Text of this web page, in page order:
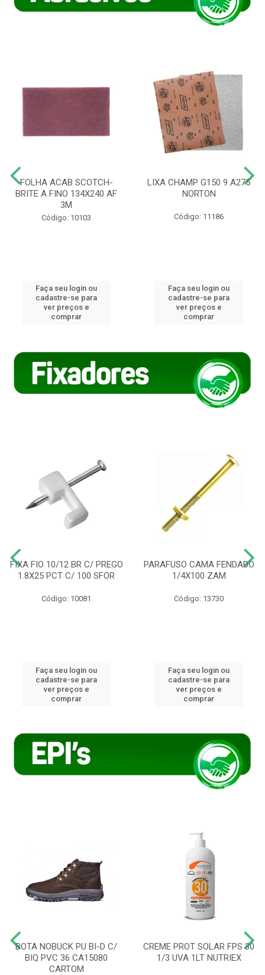
FOLHA ACAB SCOTCH-
BRITE A FINO 134X240 AF
3M
Código: 10103
Faça seu login ou
cadastre-se para
ver preços e
comprar
LIXA CHAMP G150 9 A275
NORTON
Código: 11186
Faça seu login ou
cadastre-se para
ver preços e
comprar
FIXA FIO 10/12 BR C/ PREGO
1.8X25 PCT C/ 100 SFOR
Código: 10081
Faça seu login ou
cadastre-se para
ver preços e
comprar
PARAFUSO CAMA FENDADO
1/4X100 ZAM
Código: 13730
Faça seu login ou
cadastre-se para
ver preços e
comprar
BOTA NOBUCK PU BI-D C/
BIQ PVC 36 CA15080
CARTOM
CREME PROT SOLAR FPS 30
1/3 UVA 1LT NUTRIEX